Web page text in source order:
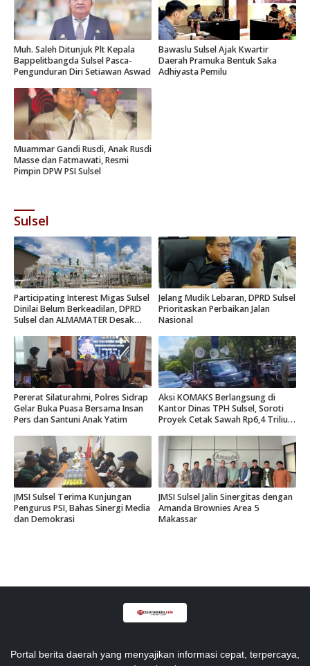
Muh. Saleh Ditunjuk Plt Kepala
Bappelitbangda Sulsel Pasca-
Pengunduran Diri Setiawan Aswad
Bawaslu Sulsel Ajak Kwartir
Daerah Pramuka Bentuk Saka
Adhiyasta Pemilu
Muammar Gandi Rusdi, Anak Rusdi
Masse dan Fatmawati, Resmi
Pimpin DPW PSI Sulsel
Sulsel
Participating Interest Migas Sulsel
Dinilai Belum Berkeadilan, DPRD
Sulsel dan ALMAMATER Desak
Jelang Mudik Lebaran, DPRD Sulsel
Prioritaskan Perbaikan Jalan
Nasional
Pererat Silaturahmi, Polres Sidrap
Gelar Buka Puasa Bersama Insan
Pers dan Santuni Anak Yatim
Aksi KOMAKS Berlangsung di
Kantor Dinas TPH Sulsel, Soroti
Proyek Cetak Sawah Rp6,4 Triliun
JMSI Sulsel Terima Kunjungan
Pengurus PSI, Bahas Sinergi Media
dan Demokrasi
JMSI Sulsel Jalin Sinergitas dengan
Amanda Brownies Area 5
Makassar
Portal berita daerah yang menyajikan informasi cepat, terpercaya,